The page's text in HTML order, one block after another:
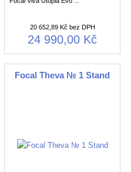
20 652,89 Kč bez DPH
24 990,00 Kč
Focal Theva № 1 Stand